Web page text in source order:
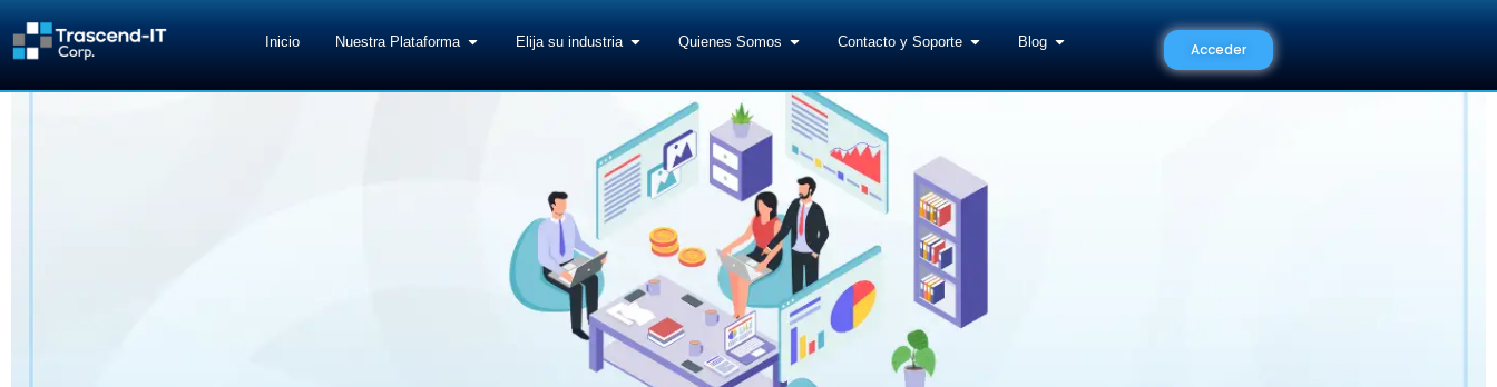
Inicio Nuestra Plataforma Elija su industria Quienes Somos Contacto y Soporte Blog Acceder